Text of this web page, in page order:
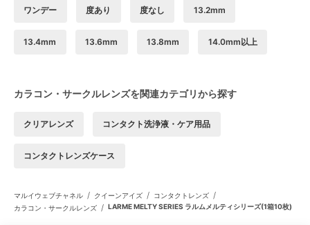
ワンデー 度あり 度なし 13.2mm
13.4mm 13.6mm 13.8mm 14.0mm以上
カラコン・サークルレンズを関連カテゴリから探す
クリアレンズ コンタクト洗浄液・ケア用品
コンタクトレンズケース
マルイウェブチャネル / クイーンアイズ / コンタクトレンズ /
カラコン・サークルレンズ / LARME MELTY SERIES ラルムメルティシリーズ(1箱10枚)